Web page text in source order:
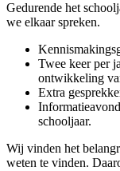
Gedurende het
we elkaar spreken.
Twee keer per
ontwikkeling
Extra
schooljaar.
Wij vinden het
weten te vinden.